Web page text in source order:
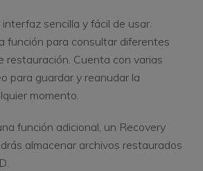
sencilla y fácil de usar.
función para consultar diferentes
restauración. Cuenta con varias
para guardar y reanudar la
momento.
función adicional, un Recovery
almacenar archivos restaurados